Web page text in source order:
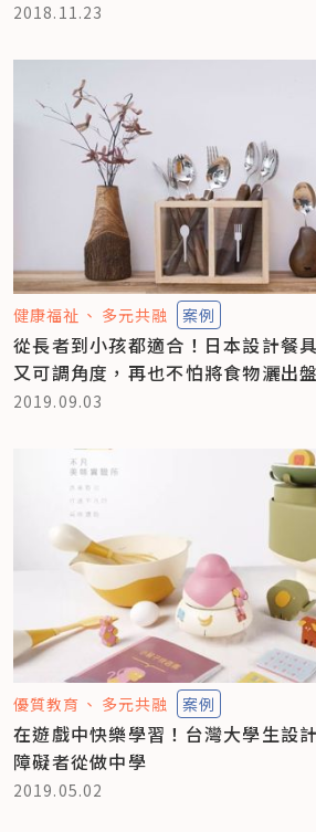
2018.11.23
健康福祉 多元共融 案例
從長者到小孩都適合！日本設計餐
又可調角度，再也不怕將食物灑出
2019.09.03
優質教育 多元共融 案例
在遊戲中快樂學習！台灣大學生設
障礙者從做中學
2019.05.02